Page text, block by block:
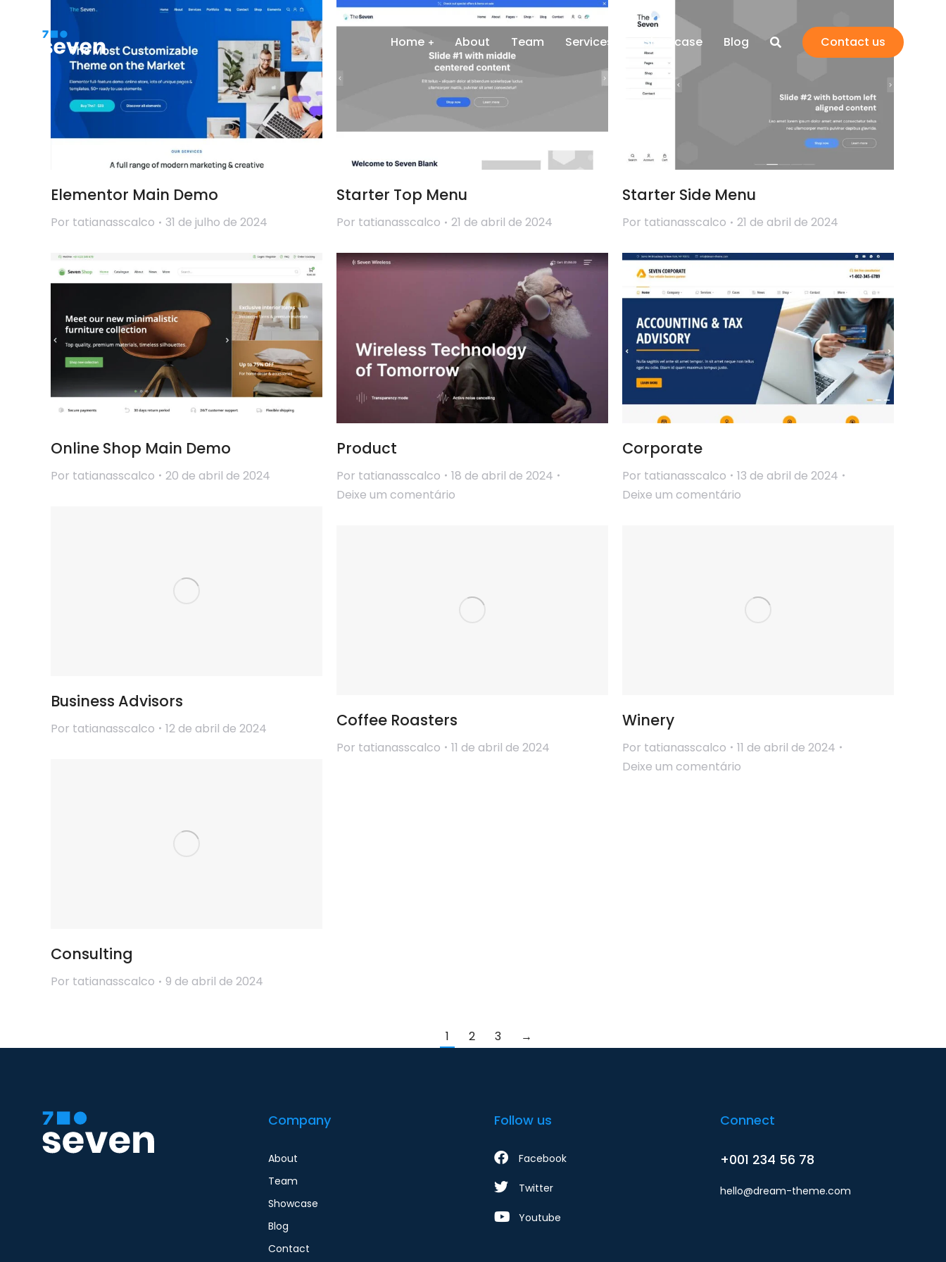
Home About Team Services Showcase Blog Contact us
Elementor Main Demo
Por tatianasscalco 31 de julho de 2024
Starter Top Menu
Por tatianasscalco 21 de abril de 2024
Starter Side Menu
Por tatianasscalco 21 de abril de 2024
Online Shop Main Demo
Por tatianasscalco 20 de abril de 2024
Product
Por tatianasscalco
18 de abril de 2024
Deixe um comentário
Corporate
Por tatianasscalco
13 de abril de 2024
Deixe um comentário
Business Advisors
Por tatianasscalco 12 de abril de 2024 Coffee Roasters
Por tatianasscalco 11 de abril de 2024
Winery
Por tatianasscalco
11 de abril de 2024
Deixe um comentário
Consulting
Por tatianasscalco 9 de abril de 2024
1 2 3 →
Company
About
Team
Showcase
Blog
Contact
Follow us
Facebook
Twitter
Youtube
Connect
+001 234 56 78
hello@dream-theme.com